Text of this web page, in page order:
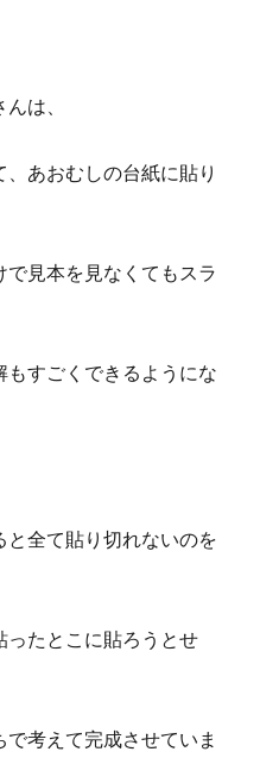
は、
あおむしの台紙に貼り
で見本を見なくてもスラ
すごくできるようにな
全て貼り切れないのを
ったとこに貼ろうとせ
考えて完成させていま